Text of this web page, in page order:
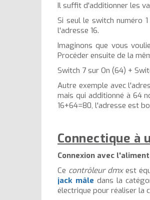
Il suffit d'additionner les
Si seul le switch numéro
l'adresse 16.
Imaginons que vous
Procéder ensuite de la
Switch 7 sur On (64) +
Autre exemple avec
mais qui additionné à 64
16+64=80, l'adresse est
Connectique à
Connexion avec
Ce contrôleur dmxest
jack mâle dans la
électrique pour réaliser la